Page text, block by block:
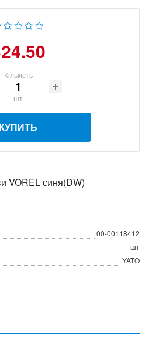
Кількість
шт
КУПИТЬ
VOREL синя(DW)
00-00118412
шт
YATO